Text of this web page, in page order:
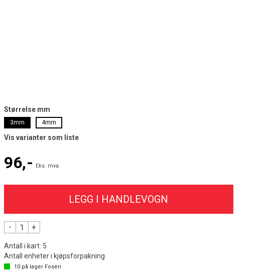
Størrelse mm
3mm 4mm
Vis varianter som liste
96,- Eks. mva.
- +
Antall i kart: 5
Antall enheter i kjøpsforpakning
10på lagerFosen